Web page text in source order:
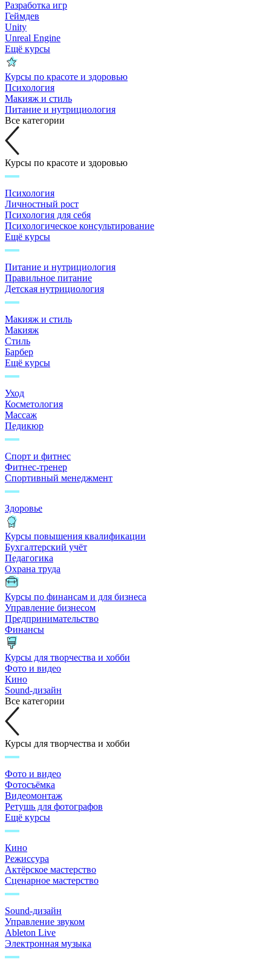
Разработка игр
Геймдев
Unity
Unreal Engine
Ещё курсы
Курсы по красоте и здоровью
Психология
Макияж и стиль
Питание и нутрициология
Все категории
Курсы по красоте и здоровью
Психология
Личностный рост
Психология для себя
Психологическое консультирование
Ещё курсы
Питание и нутрициология
Правильное питание
Детская нутрициология
Макияж и стиль
Макияж
Стиль
Барбер
Ещё курсы
Уход
Косметология
Массаж
Педикюр
Спорт и фитнес
Фитнес-тренер
Спортивный менеджмент
Здоровье
Курсы повышения квалификации
Бухгалтерский учёт
Педагогика
Охрана труда
Курсы по финансам и для бизнеса
Управление бизнесом
Предпринимательство
Финансы
Курсы для творчества и хобби
Фото и видео
Кино
Sound-дизайн
Все категории
Курсы для творчества и хобби
Фото и видео
Фотосъёмка
Видеомонтаж
Ретушь для фотографов
Ещё курсы
Кино
Режиссура
Актёрское мастерство
Сценарное мастерство
Sound-дизайн
Управление звуком
Ableton Live
Электронная музыка